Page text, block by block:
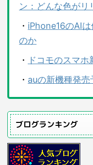
ン：どんな色がリ
・ iPhone16のAI
のか
・
ドコモのスマ
・ auの新機種発売
ブログランキング